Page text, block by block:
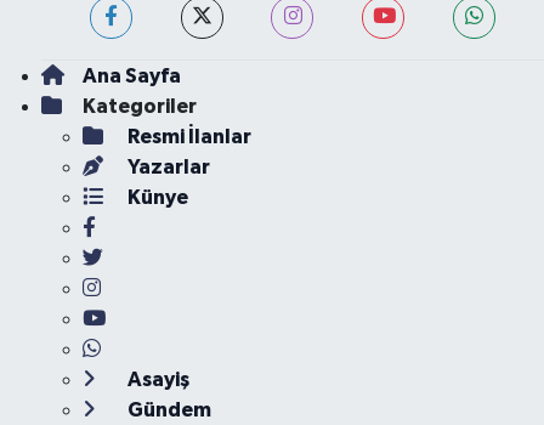
Ana Sayfa
Kategoriler
Resmi İlanlar
Yazarlar
Künye
Asayiş
Gündem